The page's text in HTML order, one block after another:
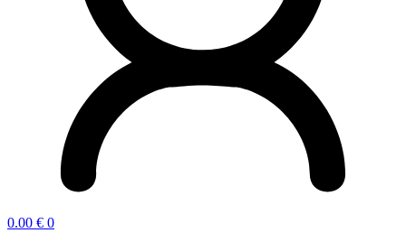
0.00 € 0